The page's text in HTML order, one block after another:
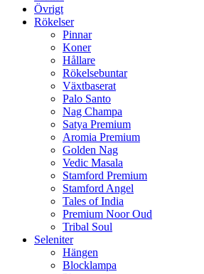
Övrigt
Rökelser
Pinnar
Koner
Hållare
Rökelsebuntar
Växtbaserat
Palo Santo
Nag Champa
Satya Premium
Aromia Premium
Golden Nag
Vedic Masala
Stamford Premium
Stamford Angel
Tales of India
Premium Noor Oud
Tribal Soul
Seleniter
Hängen
Blocklampa